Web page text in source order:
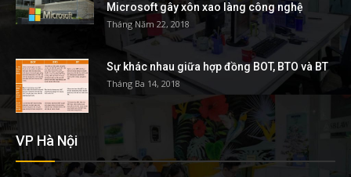
Microsoft gây xôn xao làng công nghệ
Tháng Năm 22, 2018
Sự khác nhau giữa hợp đồng BOT, BTO và BT
Tháng Ba 14, 2018
VP Hà Nội